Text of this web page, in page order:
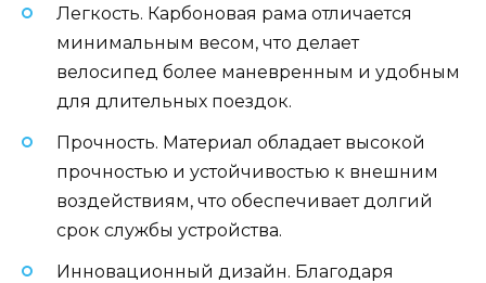
Легкость. Карбоновая рама отличается
минимальным весом, что делает
велосипед более маневренным и удобным
для длительных поездок.
Прочность. Материал обладает высокой
прочностью и устойчивостью к внешним
воздействиям, что обеспечивает долгий
срок службы устройства.
Инновационный дизайн. Благодаря